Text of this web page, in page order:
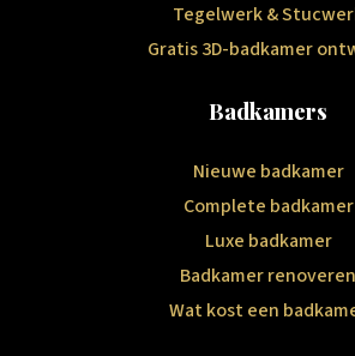
Tegelwerk &
Gratis 3D-badkamer
Badkamers
Nieuwe badkamer
Complete badkamer
Luxe badkamer
Badkamer renoveren
Wat kost een